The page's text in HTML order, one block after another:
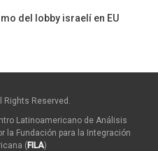
del lobby israelí en EU
Rights Reserved.
Latinoamericano de Análisis
la Fundación para la Integración
( FILA)